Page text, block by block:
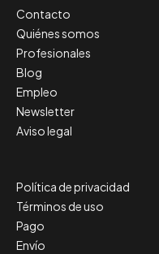
Contacto
Quiénes somos
Profesionales
Blog
Empleo
Newsletter
Aviso legal
Política de privacidad
Términos de uso
Pago
Envío